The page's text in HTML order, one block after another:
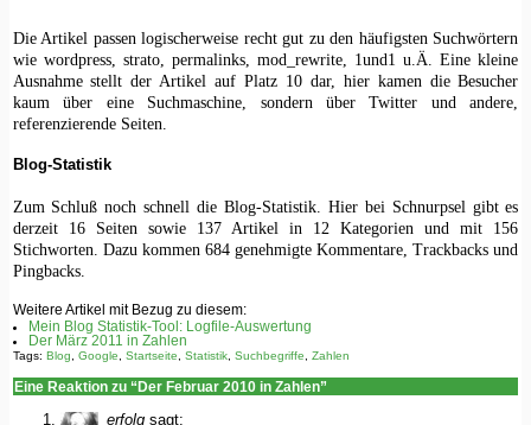
Die Artikel passen logischerweise recht gut zu den häufigsten Suchwörtern
wie wordpress, strato, permalinks, mod_rewrite, 1und1 u.Ä. Eine kleine
Ausnahme stellt der Artikel auf Platz 10 dar, hier kamen die Besucher
kaum über eine Suchmaschine, sondern über Twitter und andere,
referenzierende Seiten.
Blog-Statistik
Zum Schluß noch schnell die Blog-Statistik. Hier bei Schnurpsel gibt es
derzeit 16 Seiten sowie 137 Artikel in 12 Kategorien und mit 156
Stichworten. Dazu kommen 684 genehmigte Kommentare, Trackbacks und
Pingbacks.
Weitere Artikel mit Bezug zu diesem:
Mein Blog Statistik-Tool: Logfile-Auswertung
Der März 2011 in Zahlen
Tags: Blog, Google, Startseite, Statistik, Suchbegriffe, Zahlen
Eine Reaktion zu “Der Februar 2010 in Zahlen”
erfolg sagt: